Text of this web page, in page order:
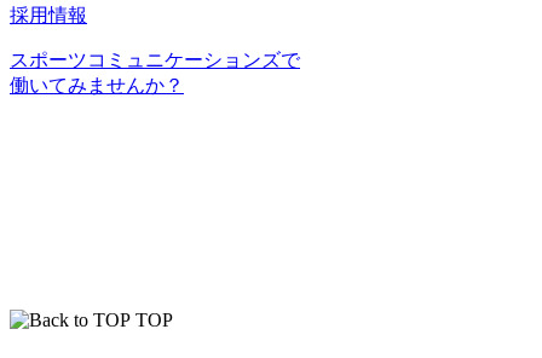
採用情報
スポーツコミュニケーションズで
働いてみませんか？
TOP